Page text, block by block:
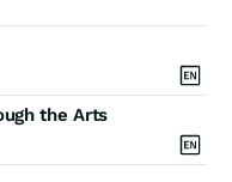
the Arts